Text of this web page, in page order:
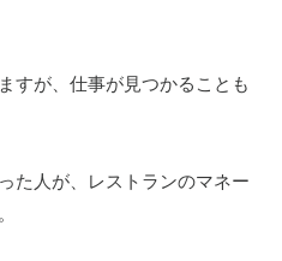
すが、仕事が見つかることも
た人が、レストランのマネー